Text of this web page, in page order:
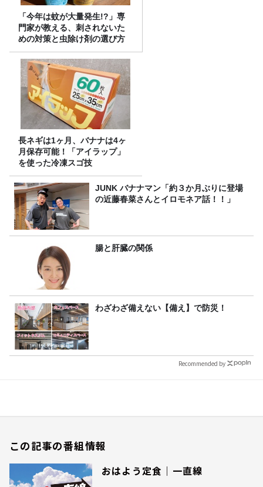
「今年は蚊が大量発生!?」専
門家が教える、刺されないた
めの対策と虫除け剤の選び方
長ネギは1ヶ月、バナナは4ヶ
月保存可能！「アイラップ」
を使った冷凍スゴ技
JUNK バナナマン「約３か月ぶりに登場
の近藤春菜さんとイロモネア話！！」
腸と肝臓の関係
わざわざ備えない【備え】で防災！
Recommended by
この記事の番組情報
おはよう定食｜一直線